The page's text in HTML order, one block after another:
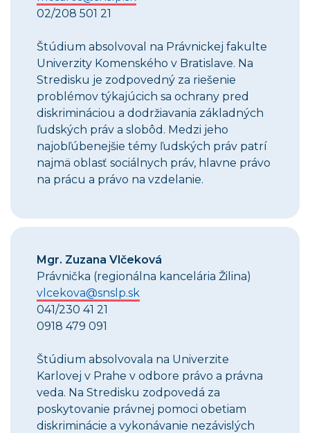
02/208 501 21
Štúdium absolvoval na Právnickej fakulte
Univerzity Komenského v Bratislave. Na
Stredisku je zodpovedný za riešenie
problémov týkajúcich sa ochrany pred
diskrimináciou a dodržiavania základných
ľudských práv a slobôd. Medzi jeho
najobľúbenejšie témy ľudských práv patrí
najmä oblasť sociálnych práv, hlavne právo
na prácu a právo na vzdelanie.
Mgr. Zuzana Vlčeková
Právnička (regionálna kancelária Žilina)
vlcekova@snslp.sk
041/230 41 21
0918 479 091
Štúdium absolvovala na Univerzite
Karlovej v Prahe v odbore právo a právna
veda. Na Stredisku zodpovedá za
poskytovanie právnej pomoci obetiam
diskriminácie a vykonávanie nezávislých